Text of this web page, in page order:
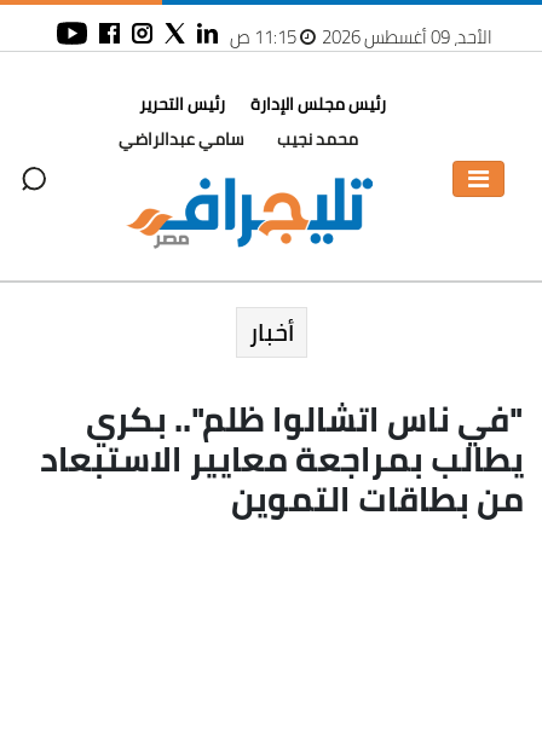
الأحد، 09 أغسطس 2026 11:15 ص
رئيس مجلس الإدارة
محمد نجيب
رئيس التحرير
سامي عبدالراضي
أخبار
"في ناس اتشالوا ظلم".. بكري
يطالب بمراجعة معايير الاستبعاد
من بطاقات التموين